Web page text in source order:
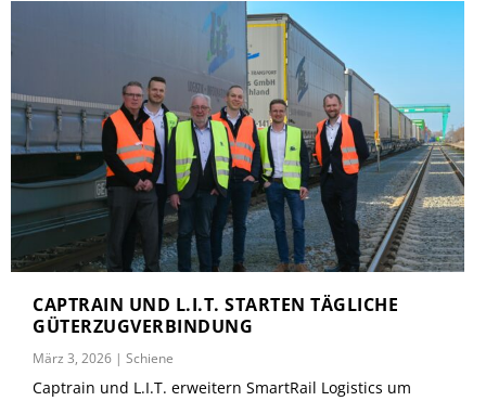
CAPTRAIN UND L.I.T. STARTEN TÄGLICHE
GÜTERZUGVERBINDUNG
März 3, 2026 |Schiene
Captrain und L.I.T. erweitern SmartRail Logistics um